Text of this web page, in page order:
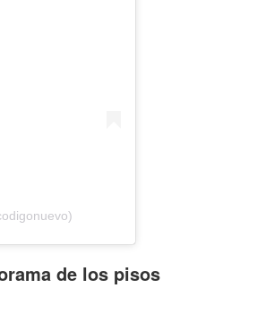
de los pisos